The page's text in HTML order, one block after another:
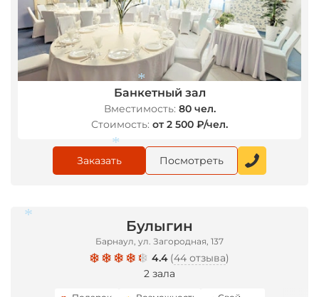
Банкетный зал
Вместимость: 80 чел.
Стоимость: от 2 500 ₽/чел.
Заказать Посмотреть
Булыгин
Барнаул, ул. Загородная, 137
4.4 (44 отзыва)
2 зала
*